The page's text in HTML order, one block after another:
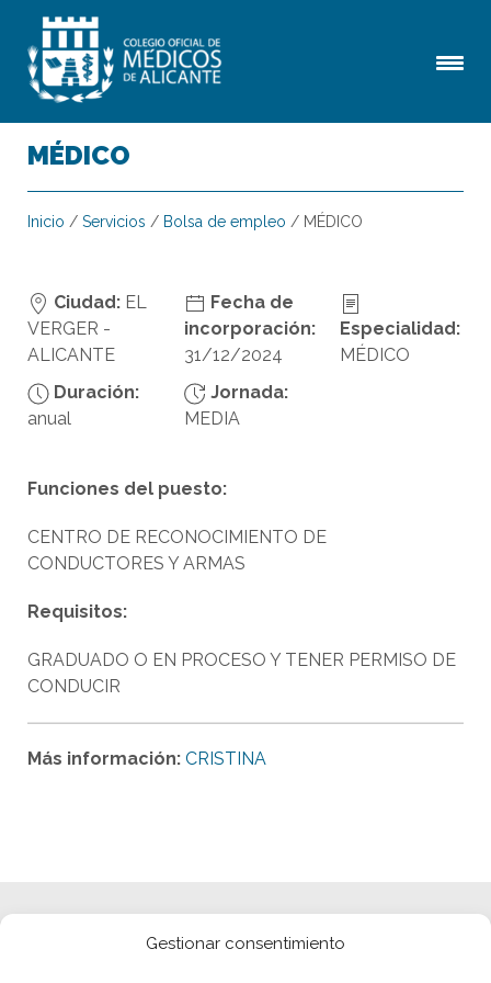
Gestionar consentimiento
MÉDICO
Inicio / Servicios / Bolsa de empleo / MÉDICO
Ciudad: EL
VERGER -
ALICANTE
Fecha de
incorporación:
31/12/2024
Especialidad:
MÉDICO
Duración:
anual
Jornada:
MEDIA
Funciones del puesto:
CENTRO DE RECONOCIMIENTO DE
CONDUCTORES Y ARMAS
Requisitos:
GRADUADO O EN PROCESO Y TENER PERMISO DE
CONDUCIR
Más información: CRISTINA